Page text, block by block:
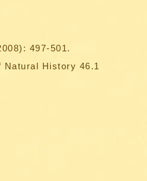
497-501.
History 46.1